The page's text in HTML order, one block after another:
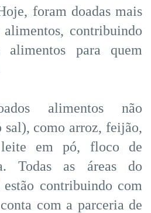
foram doadas mais
alimentos, contribuindo
alimentos para quem
alimentos não
sal), como arroz, feijão,
leite em pó, floco de
Todas as áreas do
estão contribuindo com
com a parceria de